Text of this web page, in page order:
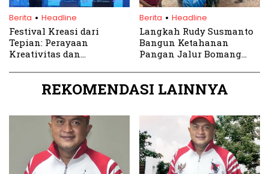
Berita . Headline
Festival Kreasi dari
Tepian: Perayaan
Kreativitas dan
Kabupaten Bogor
Berita . Headline
Langkah Rudy Susmanto
Bangun Ketahanan
Pangan Jalur Bomang
TNI
REKOMENDASI LAINNYA